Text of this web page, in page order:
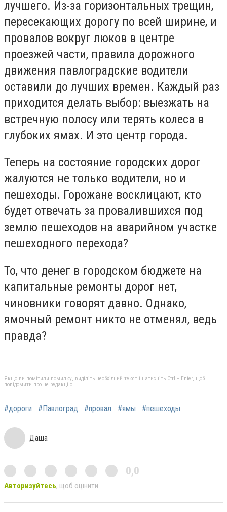
лучшего. Из-за горизонтальных трещин,
пересекающих дорогу по всей ширине, и
провалов вокруг люков в центре
проезжей части, правила дорожного
движения павлоградские водители
оставили до лучших времен. Каждый раз
приходится делать выбор: выезжать на
встречную полосу или терять колеса в
глубоких ямах. И это центр города.
Теперь на состояние городских дорог
жалуются не только водители, но и
пешеходы. Горожане восклицают, кто
будет отвечать за провалившихся под
землю пешеходов на аварийном участке
пешеходного перехода?
То, что денег в городском бюджете на
капитальные ремонты дорог нет,
чиновники говорят давно. Однако,
ямочный ремонт никто не отменял, ведь
правда?
Якщо ви помітили помилку, виділіть необхідний текст і натисніть Ctrl + Enter, щоб
повідомити про це редакцію
#дороги #Павлоград #провал #ямы #пешеходы
Даша
0,0
Авторизуйтесь, щоб оцінити